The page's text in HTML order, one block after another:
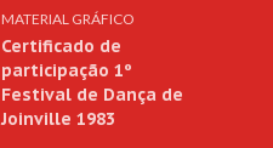
MATERIAL GRÁFICO
Certificado de
participação 1º
Festival de Dança de
Joinville 1983